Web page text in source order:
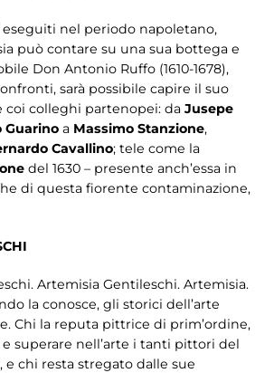
nel periodo napoletano,
può contare su una sua bottega e
Don Antonio Ruffo (1610-1678),
sarà possibile capire il suo
coi colleghi partenopei: da Jusepe
Guarino a Massimo Stanzione,
Cavallino; tele come la
del 1630 – presente anch’essa in
di questa fiorente contaminazione,
Artemisia Gentileschi. Artemisia.
la conosce, gli storici dell’arte
Chi la reputa pittrice di prim’ordine,
superare nell’arte i tanti pittori del
e chi resta stregato dalle sue